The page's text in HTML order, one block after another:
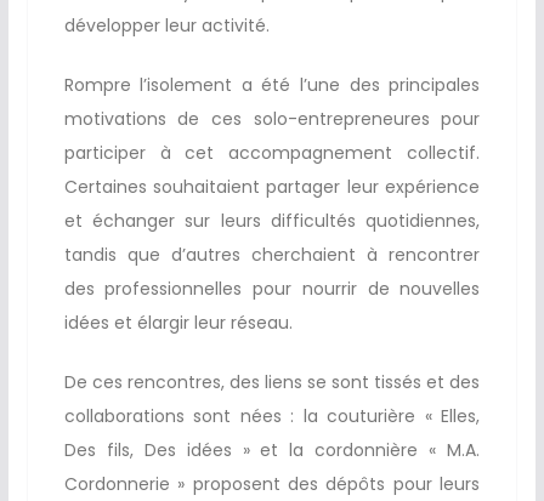
développer leur activité.
Rompre l’isolement a été l’une des principales
motivations de ces solo-entrepreneures pour
participer à cet accompagnement collectif.
Certaines souhaitaient partager leur expérience
et échanger sur leurs difficultés quotidiennes,
tandis que d’autres cherchaient à rencontrer
des professionnelles pour nourrir de nouvelles
idées et élargir leur réseau.
De ces rencontres, des liens se sont tissés et des
collaborations sont nées : la couturière « Elles,
Des fils, Des idées » et la cordonnière « M.A.
Cordonnerie » proposent des dépôts pour leurs